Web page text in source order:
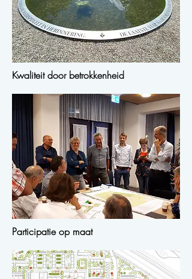
Kwaliteit door betrokkenheid
Participatie op maat